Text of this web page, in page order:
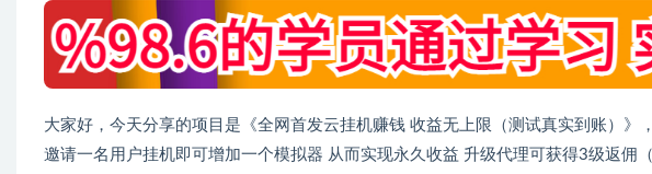
大家好，今天分享的项目是《全网首发云挂机赚钱 收益无上限（测试真实到账）》
邀请一名用户挂机即可增加一个模拟器 从而实现永久收益 升级代理可获得3级返佣